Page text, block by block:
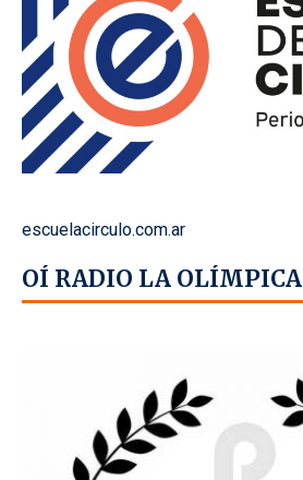
escuelacirculo.com.ar
OÍ RADIO LA OLÍMPICA